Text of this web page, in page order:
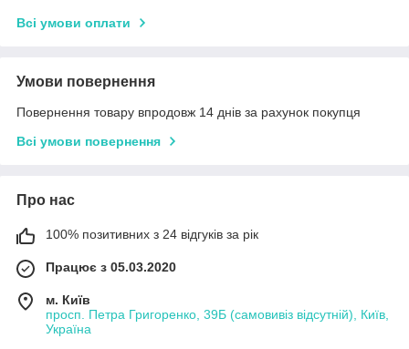
Всі умови оплати
Умови повернення
Повернення товару впродовж 14 днів за рахунок покупця
Всі умови повернення
Про нас
100% позитивних з 24 відгуків за рік
Працює з 05.03.2020
м. Київ
просп. Петра Григоренко, 39Б (самовивіз відсутній), Київ,
Україна